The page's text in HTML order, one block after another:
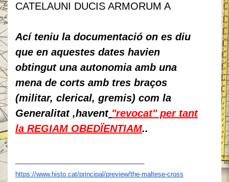
CATELAUNI DUCIS ARMORUM A
Ací teniu la documentació on es diu
que en aquestes dates havien
obtingut una autonomia amb una
mena de corts amb tres braços
(militar, clerical, gremis) com la
Generalitat ,havent "revocat" per tant
la REGIAM OBEDÏENTIAM..
https://www.histo.cat/principal/preview/the-maltese-cross